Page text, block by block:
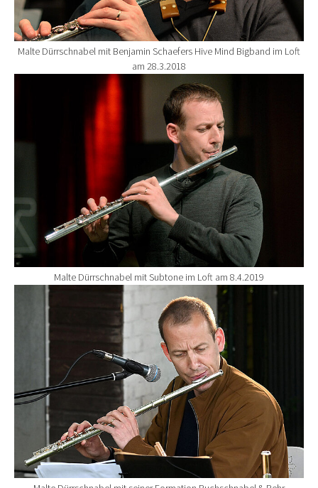
Malte Dürrschnabel mit Benjamin Schaefers Hive Mind Bigband im Loft
am 28.3.2018
Show larger version for:
Malte Dürrschnabel mit Subtone im Loft am 8.4.2019
Show larger version for: